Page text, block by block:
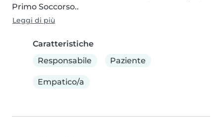
Primo Soccorso..
Leggi di più
Caratteristiche
Responsabile
Paziente
Empatico/a